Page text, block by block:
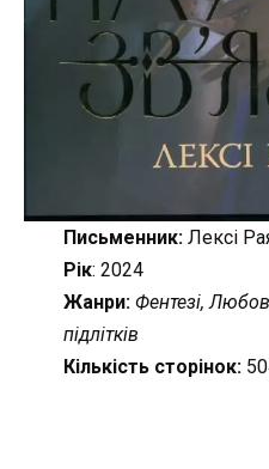
Письменник:Лексі
Рік: 2024
Жанри: Фентезі,
підлітків
Кількість сторінок: